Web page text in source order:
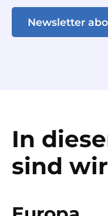
Newsletter
In
sind